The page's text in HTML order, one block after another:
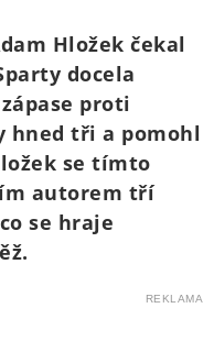
Hložek čekal
docela
proti
hned tři a pomohl
se tímto
autorem tří
se hraje
REKLAMA